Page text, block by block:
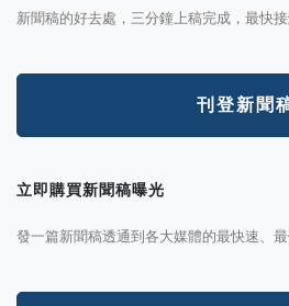
新聞稿的好去處，三分鐘上稿完成，最快
刊登新聞
立即購買新聞稿曝光
發一篇新聞稿透通到各大媒體的最快速、最